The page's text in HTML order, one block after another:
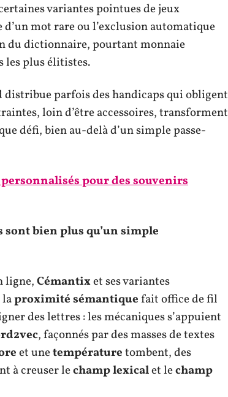
variantes pointues de jeux
mot rare ou l’exclusion automatique
du dictionnaire, pourtant monnaie
les plus élitistes.
distribue parfois des handicaps qui obligent
loin d’être accessoires, transforment
défi, bien au-delà d’un simple passe-
pour des souvenirs
bien plus qu’un simple
ligne,Cémantixet ses variantes
laproximité sémantiquefait office de fil
des lettres : les mécaniques s’appuient
, façonnés par des masses de textes
et unetempératuretombent, des
à creuser lechamp lexicalet lechamp